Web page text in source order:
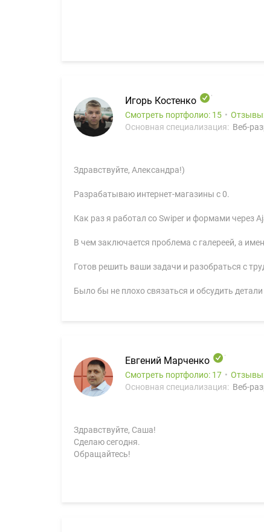
Игорь Костенко
Смотреть портфолио: 15
Основная специализация: Веб-
Здравствуйте, Александра!)
Разрабатываю интернет-магазины с 0.
Как раз я работал со Swiper и формами через
В чем заключается проблема с галереей, а
Готов решить ваши задачи и разобраться с
Было бы не плохо связаться и обсудить
Евгений Марченко
Смотреть портфолио: 17
Основная специализация: Веб-
Здравствуйте, Саша!
Сделаю сегодня.
Обращайтесь!